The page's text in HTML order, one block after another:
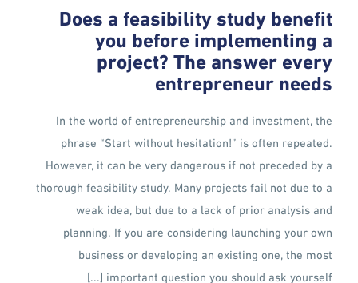
Does a feasibility study benefit
you before implementing a
project? The answer every
entrepreneur needs
In the world of entrepreneurship and investment, the
phrase “Start without hesitation!” is often repeated.
However, it can be very dangerous if not preceded by a
thorough feasibility study. Many projects fail not due to a
weak idea, but due to a lack of prior analysis and
planning. If you are considering launching your own
business or developing an existing one, the most
important question you should ask yourself [...]